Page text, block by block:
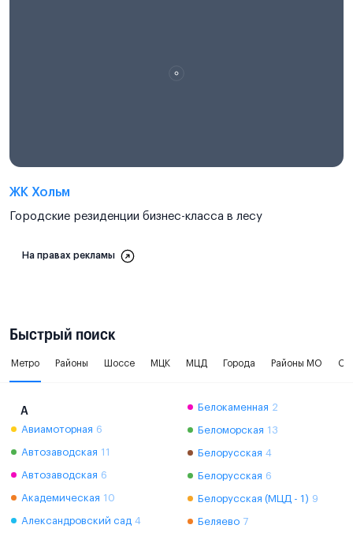
ЖК Хольм
Городские резиденции бизнес-класса в лесу
На правах рекламы
Быстрый поиск
Метро Районы Шоссе МЦК МЦД Города Районы МО
А
Авиамоторная 6
Автозаводская 11
Автозаводская 6
Академическая 10
Александровский сад 4
Белокаменная 2
Беломорская 13
Белорусская 4
Белорусская 6
Белорусская (МЦД - 1) 9
Беляево 7